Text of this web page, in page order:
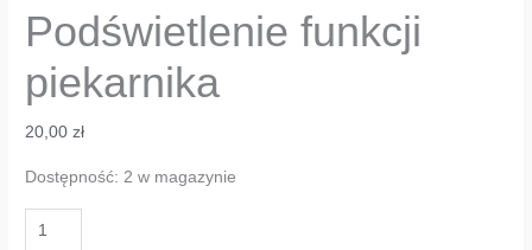
Podświetlenie funkcji
piekarnika
20,00zł
Dostępność: 2 w magazynie